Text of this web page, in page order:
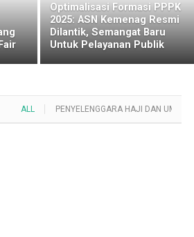
Optimalisasi Formasi PPPK
2025: ASN Kemenag Resmi
Dilantik, Semangat Baru
Untuk Pelayanan Publik
ALL PENYELENGGARA HAJI DAN UMROH